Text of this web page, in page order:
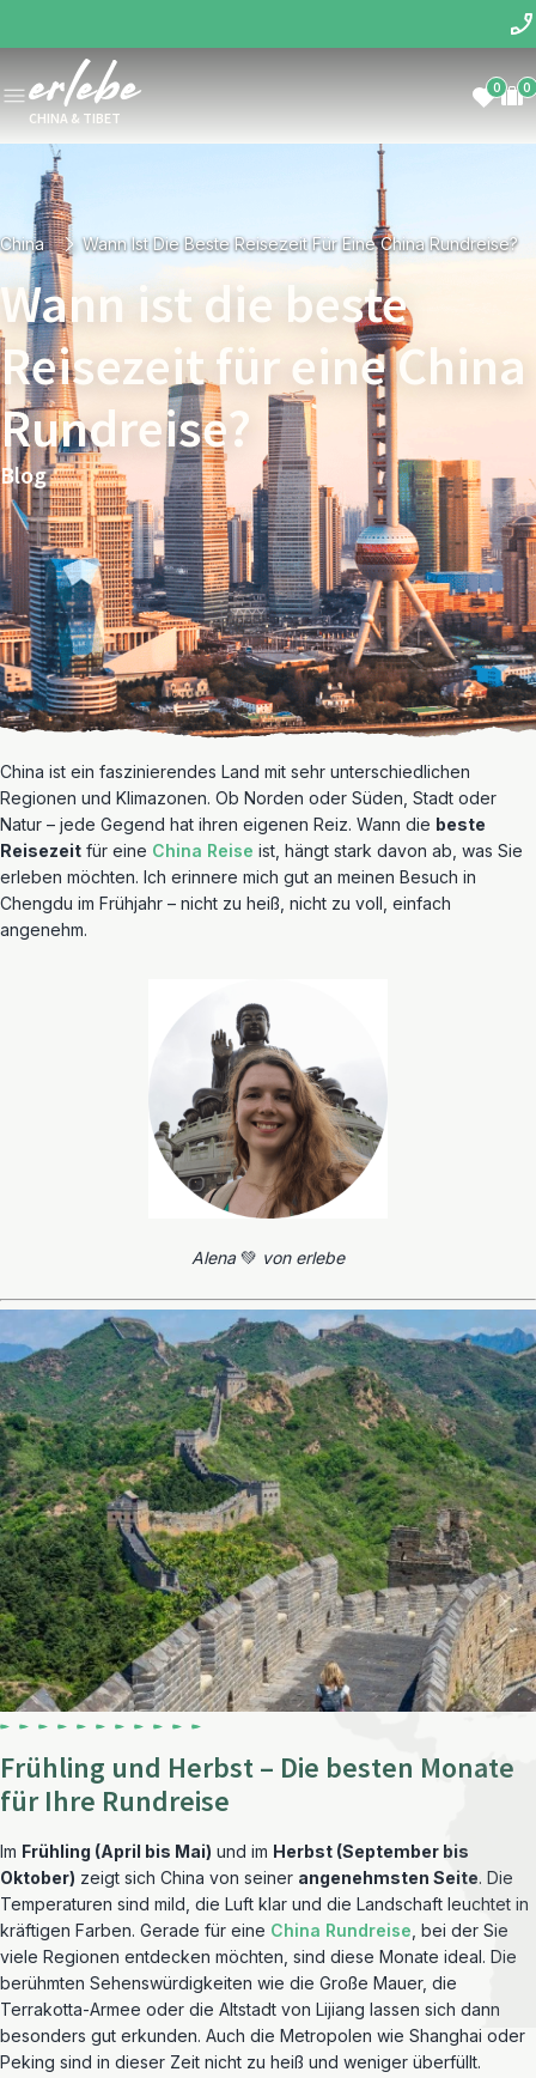
CHINA & TIBET
0 0
China Wann Ist Die Beste Reisezeit Für Eine China Rundreise?
Wann ist die beste
Reisezeit für eine China
Rundreise?
Blog
China ist ein faszinierendes Land mit sehr unterschiedlichen
Regionen und Klimazonen. Ob Norden oder Süden, Stadt oder
Natur – jede Gegend hat ihren eigenen Reiz. Wann die beste
Reisezeit für eine China Reise ist, hängt stark davon ab, was Sie
erleben möchten. Ich erinnere mich gut an meinen Besuch in
Chengdu im Frühjahr – nicht zu heiß, nicht zu voll, einfach
angenehm.
Alena💚 von erlebe
Frühling und Herbst – Die besten Monate
für Ihre Rundreise
Im Frühling (April bis Mai) und im Herbst (September bis
Oktober) zeigt sich China von seiner angenehmsten Seite. Die
Temperaturen sind mild, die Luft klar und die Landschaft leuchtet in
kräftigen Farben. Gerade für eine China Rundreise , bei der Sie
viele Regionen entdecken möchten, sind diese Monate ideal. Die
berühmten Sehenswürdigkeiten wie die Große Mauer, die
Terrakotta-Armee oder die Altstadt von Lijiang lassen sich dann
besonders gut erkunden. Auch die Metropolen wie Shanghai oder
Peking sind in dieser Zeit nicht zu heiß und weniger überfüllt.